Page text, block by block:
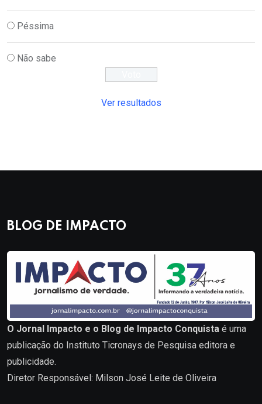
Péssima
Não sabe
Ver resultados
BLOG DE IMPACTO
O Jornal Impacto e o Blog de Impacto Conquista é uma
publicação do Instituto Ticronays de Pesquisa editora e
publicidade.
Diretor Responsável: Milson José Leite de Oliveira